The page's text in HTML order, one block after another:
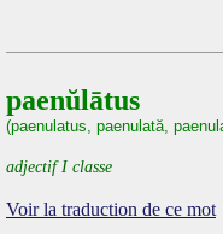
paenŭlātus
(paenulatus, paenulată,
adjectif I classe
Voir la traduction de ce mot